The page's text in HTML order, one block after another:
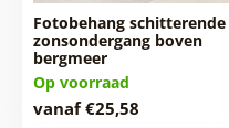
Fotobehang schitterende
zonsondergang boven
bergmeer
Op voorraad
vanaf €25,58